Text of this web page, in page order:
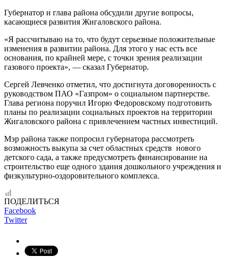
Губернатор и глава района обсудили другие вопросы,
касающиеся развития Жигаловского района.
«Я рассчитываю на то, что будут серьезные положительные
изменения в развитии района. Для этого у нас есть все
основания, по крайней мере, с точки зрения реализации
газового проекта», — сказал Губернатор.
Сергей Левченко отметил, что достигнута договоренность с
руководством ПАО «Газпром» о социальном партнерстве.
Глава региона поручил Игорю Федоровскому подготовить
планы по реализации социальных проектов на территории
Жигаловского района с привлечением частных инвестиций.
Мэр района также попросил губернатора рассмотреть
возможность выкупа за счет областных средств нового
детского сада, а также предусмотреть финансирование на
строительство еще одного здания дошкольного учреждения и
физкультурно-оздоровительного комплекса.
ПОДЕЛИТЬСЯ
Facebook
Twitter